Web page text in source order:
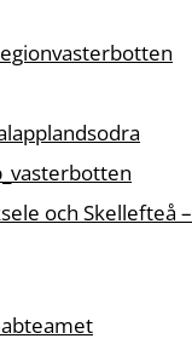
och Skellefteå –